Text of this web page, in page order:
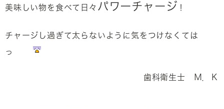
美味しい物を食べて日々 パワーチャージ ！
チャージし過ぎて太らないように気をつけなくては
っ
歯科衛生士 Ｍ．Ｋ